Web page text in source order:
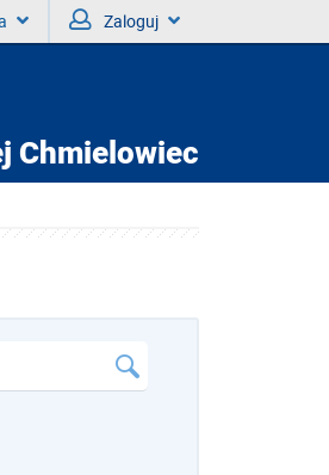
Zaloguj
Chmielowiec